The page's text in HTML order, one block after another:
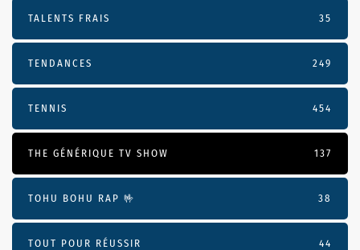
TALENTS FRAIS 35
TENDANCES 249
TENNIS 454
THE GÉNÉRIQUE TV SHOW 137
TOHU BOHU RAP 🤟 38
TOUT POUR RÉUSSIR 44